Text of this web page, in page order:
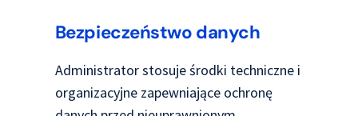
Bezpieczeństwo danych
Administrator stosuje środki techniczne i
organizacyjne zapewniające ochronę